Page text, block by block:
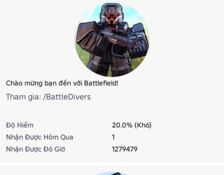
Chào mừng bạn đến với Battlefield!
Tham gia: /BattleDivers
Độ Hiếm
20.0% (Khó)
Nhận Được Hôm Qua
1
Nhận Được Đó Giờ
1279479